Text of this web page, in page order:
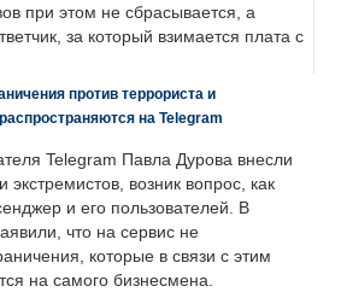
при этом не сбрасывается, а
за который взимается плата с
против террориста и
на Telegram
Telegram Павла Дурова внесли
экстремистов, возник вопрос, как
и его пользователей. В
что на сервис не
которые в связи с этим
на самого бизнесмена.